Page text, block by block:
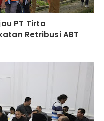
PT Tirta
Retribusi ABT